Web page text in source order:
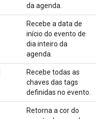
da agenda.
Recebe a data de
início do evento de
dia inteiro da
agenda.
Recebe todas as
chaves das tags
definidas no evento.
Retorna a cor do